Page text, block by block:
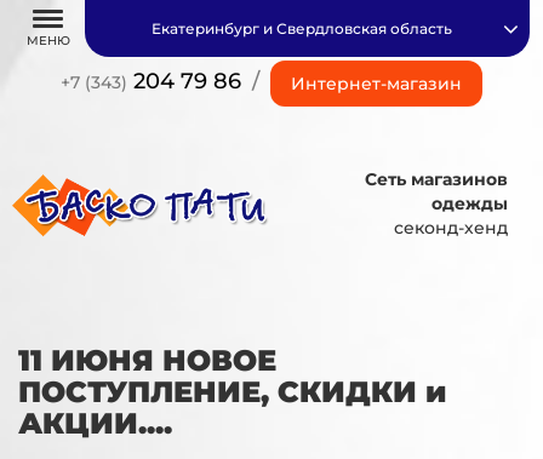
МЕНЮ
+7 (343) 204 79 86 / Интернет-магазин
Екатеринбург и Свердловская область
Сеть магазинов
одежды
секонд-хенд
11 ИЮНЯ НОВОЕ
ПОСТУПЛЕНИЕ, СКИДКИ и
АКЦИИ....